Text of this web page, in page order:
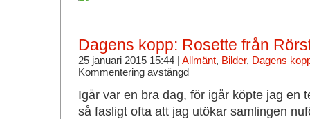
Dagens kopp: Rosette från
25 januari 2015 15:44 | Allmänt, Bilder, Dagens
Kommentering avstängd
Igår var en bra dag, för igår köpte jag en
så fasligt ofta att jag utökar samlingen